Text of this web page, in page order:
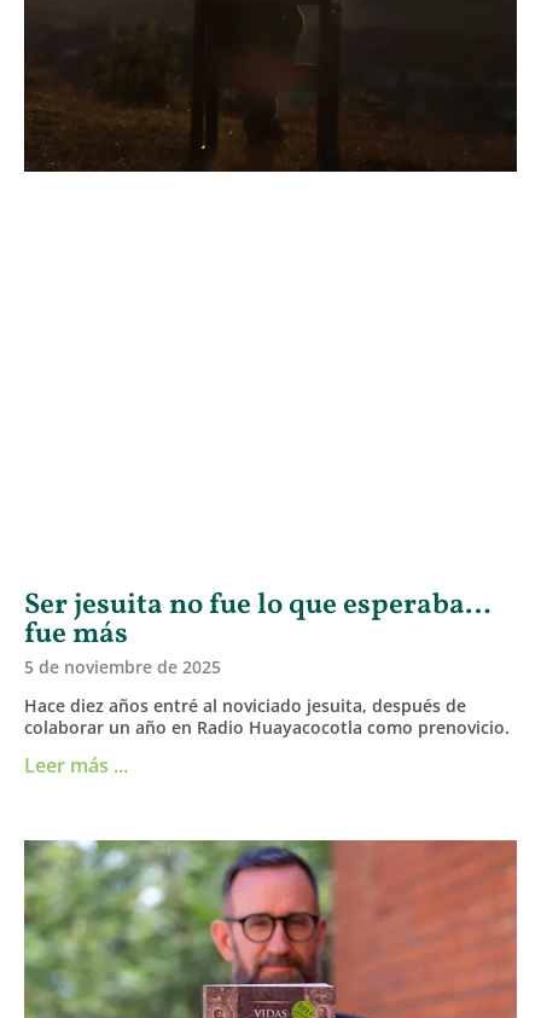
Ser jesuita no fue lo que esperaba…
fue más
5 de noviembre de 2025
Hace diez años entré al noviciado jesuita, después de
colaborar un año en Radio Huayacocotla como prenovicio.
Leer más ...